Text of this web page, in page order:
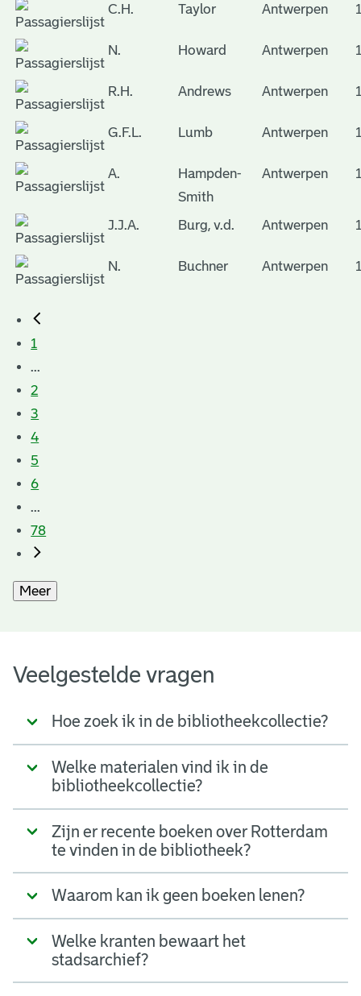
C.H. Taylor Antwerpen
N. Howard Antwerpen
R.H. Andrews Antwerpen
G.F.L. Lumb Antwerpen
A.
Hampden-
Smith
Antwerpen
J.J.A. Burg, v.d. Antwerpen
N. Buchner Antwerpen
1
...
2
3
4
5
6
...
78
Meer
Veelgestelde vragen
Hoe zoek ik in de bibliotheekcollectie?
Welke materialen vind ik in de
bibliotheekcollectie?
Zijn er recente boeken over Rotterdam
te vinden in de bibliotheek?
Waarom kan ik geen boeken lenen?
Welke kranten bewaart het
stadsarchief?